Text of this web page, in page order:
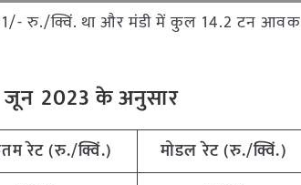
रु./क्विं. था और मंडी में कुल 14.2 टन आवक
जून 2023 के अनुसार
रेट (रु./क्विं.) मोडल रेट(रु./क्विं.)